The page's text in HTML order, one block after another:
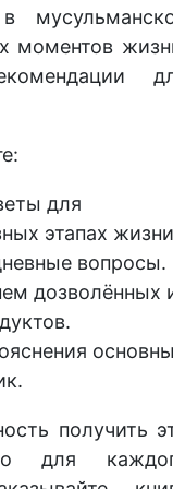
моментов
для
этапах
вопросы.
дозволённых
получить
для